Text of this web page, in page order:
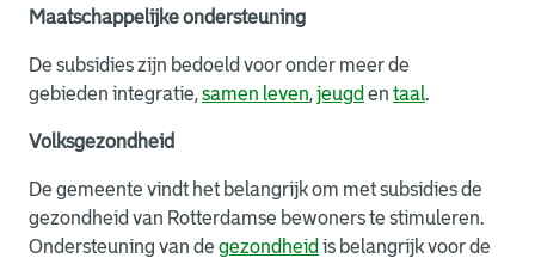
Maatschappelijke ondersteuning
De subsidies zijn bedoeld voor onder meer de
gebieden integratie,samen leven,jeugd en taal.
Volksgezondheid
De gemeente vindt het belangrijk om met subsidies de
gezondheid van Rotterdamse bewoners te stimuleren.
Ondersteuning van de gezondheid is belangrijk voor de